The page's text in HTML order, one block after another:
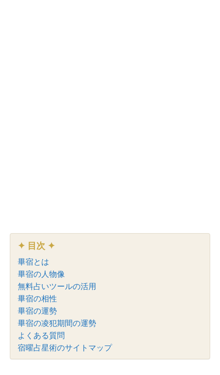
✦ 目次 ✦
畢宿とは
畢宿の人物像
無料占いツールの活用
畢宿の相性
畢宿の運勢
畢宿の凌犯期間の運勢
よくある質問
宿曜占星術のサイトマップ